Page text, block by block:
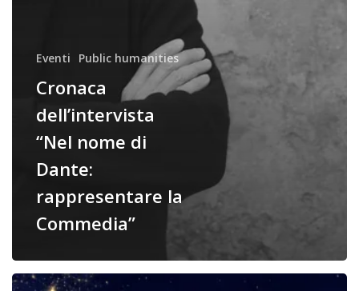
Eventi Public humanities
Cronaca
dell’intervista
“Nel nome di
Dante:
rappresentare la
Commedia”
Itangliano: